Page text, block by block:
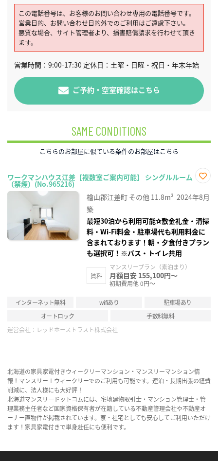
この電話番号は、お客様のお問い合わせ専用の電話番号です。
営業目的、お問い合わせ目的外でのご利用はご遠慮下さい。
悪質な場合、サイト管理者より、損害賠償請求を行わせて頂き
ます。
営業時間：9:00-17:30 定休日：土曜・日曜・祝日・年末年始
ご予約・空室確認はこちら
SAME CONDITIONS
こちらのお部屋に似ている条件のお部屋はこちら
ワークマンハウス江差【複数室ご案内可能】 シングルルーム
（禁煙）(No.965216)
に入
り登
檜山郡江差町 その他 11.8m² 2024年8月
築
最短30泊から利用可能✰敷金礼金・清掃
料・Wi-Fi料金・駐車場代も利用料金に
含まれております！朝・夕食付きプラン
も選択可！※バス・トイレ共用
賃料
マンスリープラン（素泊まり）
月額目安 155,100円～
初期費用他 0円～
インターネット無料 wifiあり
駐車場あり
オートロック
手数料無料
運営会社： レッドホーストラスト株式会社
北海道の家具家電付きウィークリーマンション・マンスリーマンション情
報！マンスリー＋ウィークリーでのご利用も可能です。連泊・長期出張の経費
削減に、法人様にも大好評！
北海道マンスリードットコムには、宅地建物取引士・マンション管理士・管
理業務主任者など国家資格保有者が在籍している不動産管理会社や不動産オ
ーナー直物件が掲載されています。寮・社宅としても安心してご利用いただけ
ます！家具家電付きで単身赴任にも便利です。